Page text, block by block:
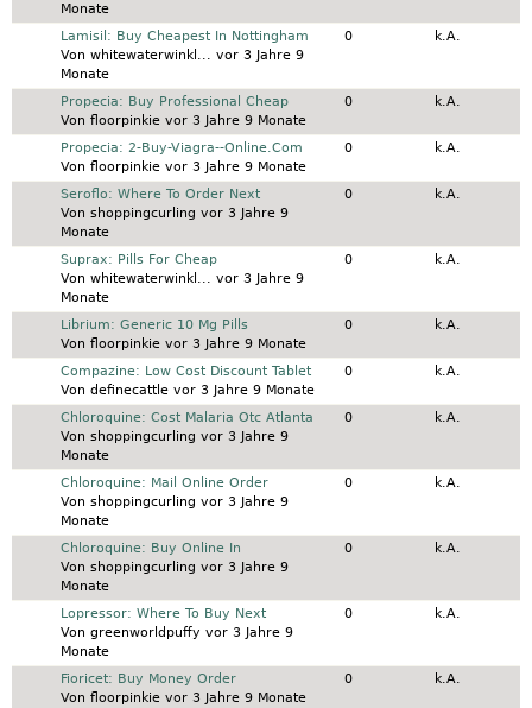
Monate
Normales Thema
Lamisil: Buy Cheapest In Nottingham
Von whitewaterwinkl... vor 3 Jahre 9
Monate
0 k.A.
Normales Thema
Propecia: Buy Professional Cheap
Von floorpinkievor 3 Jahre 9 Monate
0 k.A.
Normales Thema
Propecia: 2-Buy-Viagra--Online.Com
Von floorpinkievor 3 Jahre 9 Monate
0 k.A.
Normales Thema
Seroflo: Where To Order Next
Von shoppingcurling vor 3 Jahre 9
Monate
0 k.A.
Normales Thema
Suprax: Pills For Cheap
Von whitewaterwinkl... vor 3 Jahre 9
Monate
0 k.A.
Normales Thema
Librium: Generic 10 Mg Pills
Von floorpinkievor 3 Jahre 9 Monate
0 k.A.
Normales Thema
Compazine: Low Cost Discount Tablet
Von definecattlevor 3 Jahre 9 Monate
0 k.A.
Normales Thema
Chloroquine: Cost Malaria Otc Atlanta
Von shoppingcurling vor 3 Jahre 9
Monate
0 k.A.
Normales Thema
Chloroquine: Mail Online Order
Von shoppingcurling vor 3 Jahre 9
Monate
0 k.A.
Normales Thema
Chloroquine: Buy Online In
Von shoppingcurling vor 3 Jahre 9
Monate
0 k.A.
Normales Thema
Lopressor: Where To Buy Next
Von greenworldpuffy vor 3 Jahre 9
Monate
0 k.A.
Normales Thema
Fioricet: Buy Money Order
Von floorpinkievor 3 Jahre 9 Monate
0 k.A.